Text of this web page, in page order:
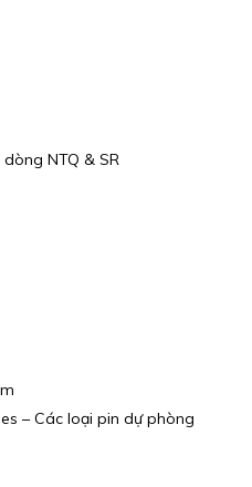
NTQ & SR
– Các loại pin dự phòng